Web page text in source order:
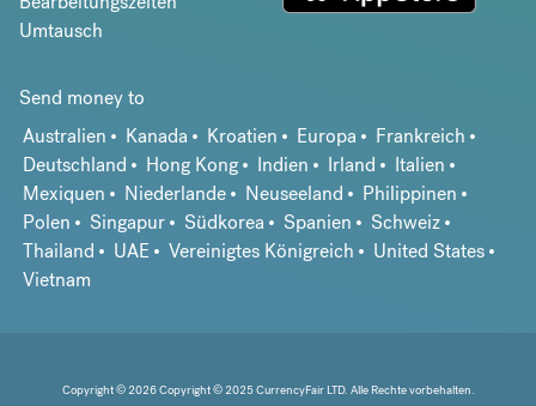
Umtausch
Send money to
Australien
Kanada Kroatien Europa
Frankreich
Deutschland
Hong Kong Indien Irland
Italien
Mexiquen
Niederlande Neuseeland
Philippinen
Polen
Singapur Südkorea Spanien
Schweiz
Thailand
UAE Vereinigtes Königreich
United States
Vietnam
Copyright © 2026 Copyright © 2025 CurrencyFair LTD. Alle Rechte vorbehalten.